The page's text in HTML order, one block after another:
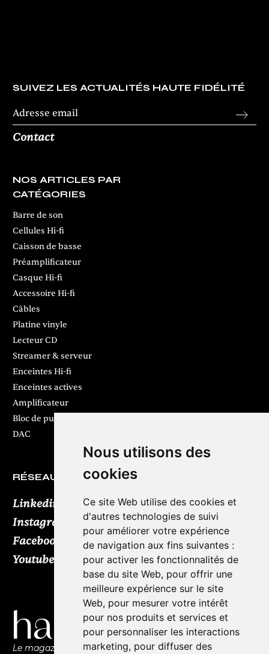
Nous utilisons des
cookies
Ce site Web utilise des cookies et
d'autres technologies de suivi
pour améliorer votre expérience
de navigation aux fins suivantes :
pour activer les fonctionnalités de
base du site Web, pour offrir une
meilleure expérience sur le site
Web, pour mesurer votre intérêt
pour nos produits et services et
pour personnaliser les interactions
marketing, pour diffuser des
SUIVEZ LES ACTUALITÉS HAUTE FIDÉLITÉ
Contact
NOS ARTICLES PAR
CATÉGORIES
Barre de son
Cellules Hi-fi
Caisson de basse
Préamplificateur
Casque Hi-fi
Accessoire Hi-fi
Câbles
Platine vinyle
Lecteur CD
Streamer & serveur
Enceintes Hi-fi
Enceintes actives
Amplificateur
Bloc de puissance
DAC
RÉSEAUX SOCIAUX
Linkedin
Instagram
Facebook
Youtube TikTok
Le magazine de l'audio d'exception par HL Média